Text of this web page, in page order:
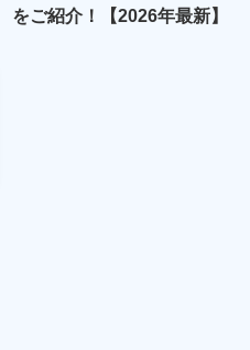
をご紹介！【2026年最新】